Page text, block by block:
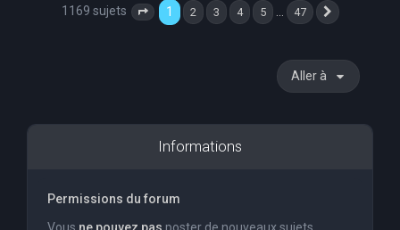
1169 sujets Page 1 sur 47
1 2 3 4 5 … 47
Aller à
Informations
Permissions du forum
Vous ne pouvez pas poster de nouveaux sujets